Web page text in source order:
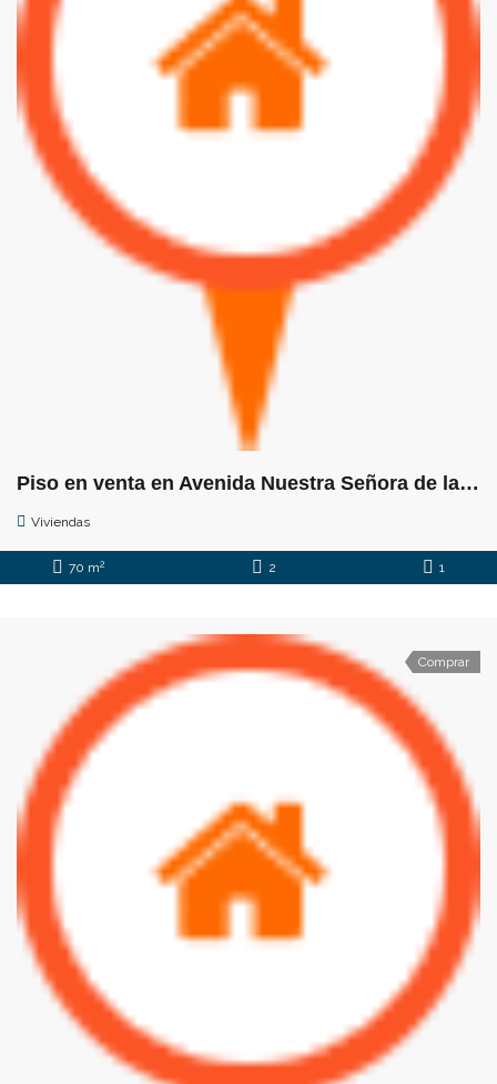
Piso en venta en Avenida Nuestra Señora de la Paz, 1
Viviendas
70 m2 2 1
Comprar